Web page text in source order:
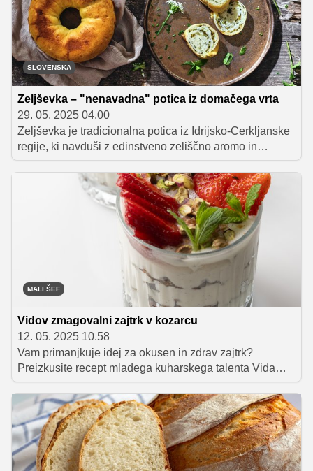
SLOVENSKA
Zeljševka – "nenavadna" potica iz domačega vrta
29. 05. 2025 04.00
Zeljševka je tradicionalna potica iz Idrijsko-Cerkljanske
regije, ki navduši z edinstveno zeliščno aromo in
hrustljavo skorjico. Pripravimo jo lahko v slani ali sladki
različici, osnovo pa vedno predstavlja kvašeno testo z
nadevom iz drobnjaka in drugih pomladnih zelišč.
MALI ŠEF
Vidov zmagovalni zajtrk v kozarcu
12. 05. 2025 10.58
Vam primanjkuje idej za okusen in zdrav zajtrk?
Preizkusite recept mladega kuharskega talenta Vida
Vovka, ki ga je pripravil v oddaji Mali šef: Mala mal'ca.
Sloji rabarbare, jogurta in jagod v kozarcu niso le
privlačni na pogled, ampak tudi odlična izbira za zdrav
začetek dneva – preprosto, hitro in okusno.